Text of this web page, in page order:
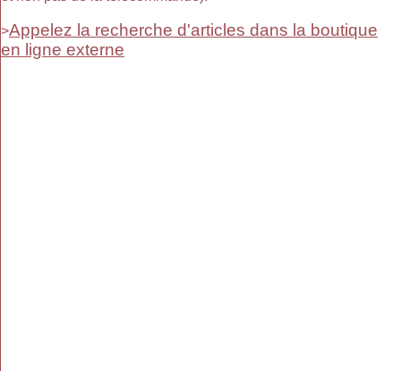
>Appelez la recherche d'articles dans la boutique
en ligne externe